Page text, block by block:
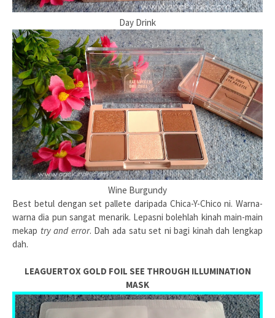
Day Drink
Wine Burgundy
Best betul dengan set pallete daripada Chica-Y-Chico ni. Warna-
warna dia pun sangat menarik. Lepasni bolehlah kinah main-main
mekap try and error. Dah ada satu set ni bagi kinah dah lengkap
dah.
LEAGUERTOX GOLD FOIL SEE THROUGH ILLUMINATION
MASK